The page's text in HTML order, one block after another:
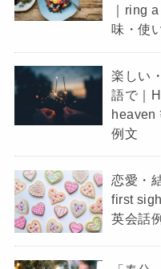
｜ring
味・使
楽しい
語で｜
heaven
例文
恋愛・
first
英会話